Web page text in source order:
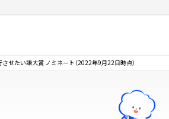
させたい語大賞 ノミネート（2022年9月22日時点）